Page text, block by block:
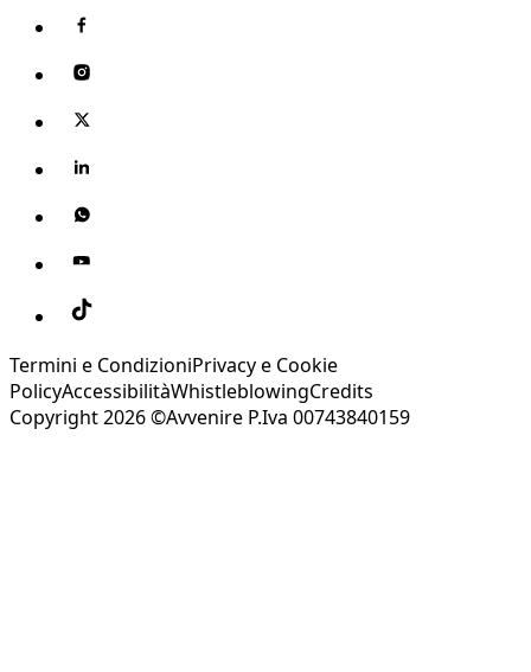
Termini e CondizioniPrivacy e Cookie
PolicyAccessibilitàWhistleblowingCredits
Copyright 2026 ©Avvenire P.Iva 00743840159